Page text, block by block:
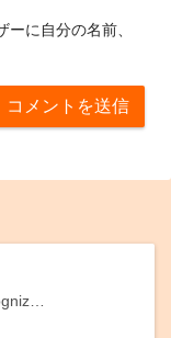
に自分の名前、